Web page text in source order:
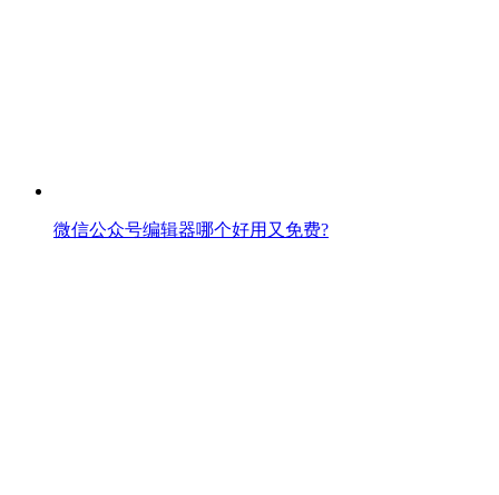
微信公众号编辑器哪个好用又免费?